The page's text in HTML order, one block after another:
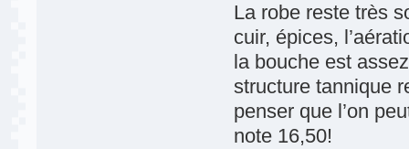
La robe reste très
cuir, épices,
la bouche est
structure tannique
penser que l’on
note 16,50!